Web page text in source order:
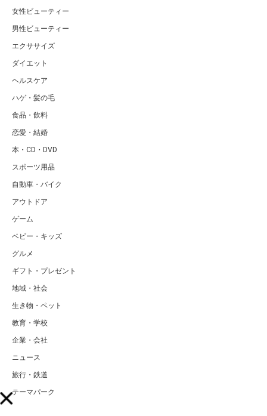
女性ビューティー
男性ビューティー
エクササイズ
ダイエット
ヘルスケア
ハゲ・髪の毛
食品・飲料
恋愛・結婚
本・CD・DVD
スポーツ用品
自動車・バイク
アウトドア
ゲーム
ベビー・キッズ
グルメ
ギフト・プレゼント
地域・社会
生き物・ペット
教育・学校
企業・会社
ニュース
旅行・鉄道
テーマパーク